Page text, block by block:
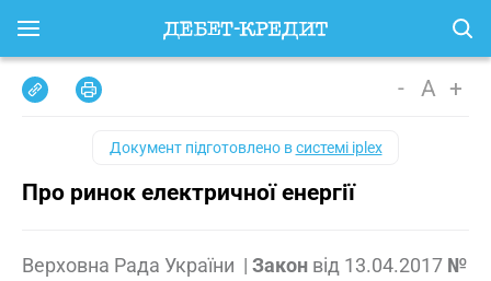
- A +
Документ підготовлено всистемі iplex
Про ринок електричної енергії
Верховна Рада України | Закон від 13.04.2017 №